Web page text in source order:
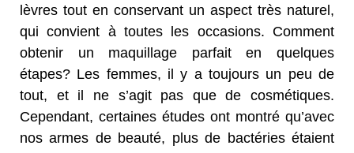
lèvres tout en conservant un aspect très naturel,
qui convient à toutes les occasions. Comment
obtenir un maquillage parfait en quelques
étapes? Les femmes, il y a toujours un peu de
tout, et il ne s’agit pas que de cosmétiques.
Cependant, certaines études ont montré qu’avec
nos armes de beauté, plus de bactéries étaient